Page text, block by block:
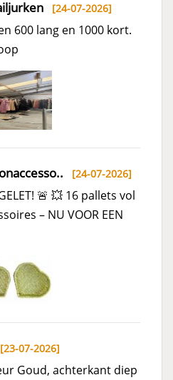
[24-07-2026]
600 lang en 1000 kort.
[24-07-2026]
🚨 💥 16 pallets vol
– NU VOOR EEN
07-2026]
Goud, achterkant diep